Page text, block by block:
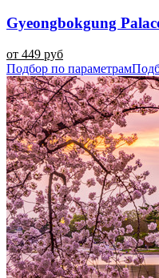
Gyeongbokgung
от 449 руб
Подбор по параметрам